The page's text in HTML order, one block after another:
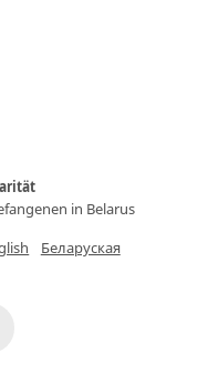
in Belarus
Беларуская